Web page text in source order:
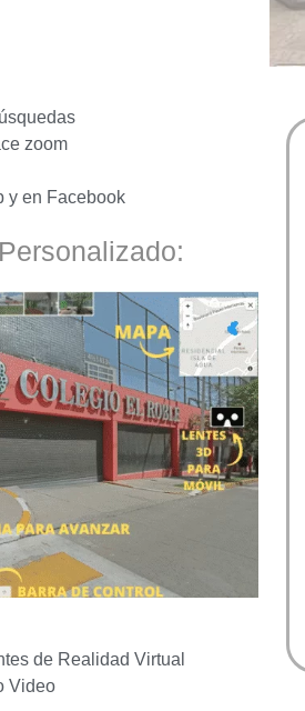
zoom
y en Facebook
de Realidad Virtual
Video